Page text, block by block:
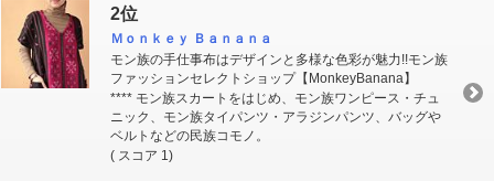
2位
Ｍｏｎｋｅｙ Ｂａｎａｎａ
モン族の手仕事布はデザインと多様な色彩が魅力!!モン族
ファッションセレクトショップ【MonkeyBanana】
**** モン族スカートをはじめ、モン族ワンピース・チュ
ニック、モン族タイパンツ・アラジンパンツ、バッグや
ベルトなどの民族コモノ。
( スコア 1)